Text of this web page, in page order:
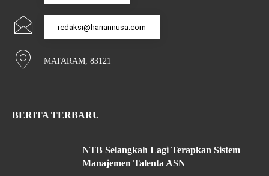
redaksi@hariannusa.com
MATARAM, 83121
BERITA TERBARU
NTB Selangkah Lagi Terapkan Sistem
Manajemen Talenta ASN